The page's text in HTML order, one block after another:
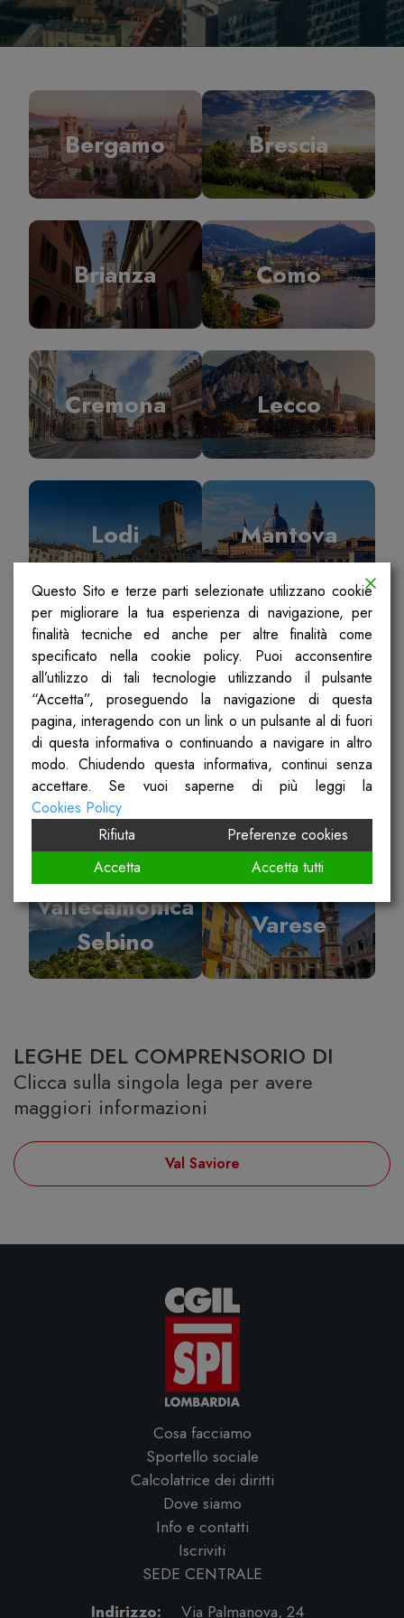
Bergamo Brescia
Brianza Como
Cremona Lecco
Lodi Mantova
Milano Pavia
Sondrio Ticino Olona
Vallecamonica
Sebino
Varese
LEGHE DEL COMPRENSORIO DI
Clicca sulla singola lega per avere
maggiori informazioni
Val Saviore
Cosa facciamo
Sportello sociale
Calcolatrice dei diritti
Dove siamo
Info e contatti
Iscriviti
SEDE CENTRALE
Indirizzo:
Via Palmanova, 24
Questo Sito e terze parti selezionate utilizzano cookie
per migliorare la tua esperienza di navigazione, per
finalità tecniche ed anche per altre finalità come
specificato nella cookie policy. Puoi acconsentire
all’utilizzo di tali tecnologie utilizzando il pulsante
“Accetta”, proseguendo la navigazione di questa
pagina, interagendo con un link o un pulsante al di fuori
di questa informativa o continuando a navigare in altro
modo. Chiudendo questa informativa, continui senza
accettare. Se vuoi saperne di più leggi la
Cookies Policy
Rifiuta
Preferenze cookies
Accetta
Accetta tutti